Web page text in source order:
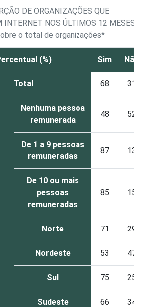
DE ORGANIZAÇÕES QUE
INTERNET NOS ÚLTIMOS 12 MESES
o total de organizações*
(%) Sim Não
Total 68 31
Nenhuma pessoa
remunerada
48 52
De 1 a 9 pessoas
remuneradas
87 13
De 10 ou mais
pessoas
remuneradas
85 15
Norte 71 29
Nordeste 53 47
Sul 75 25
Sudeste 66 34